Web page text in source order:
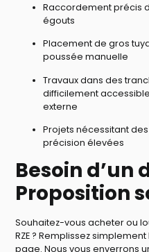
Raccordement précis
égouts
Placement de gros
poussée manuelle
Travaux dans des
difficilement
externe
Projets nécessitant
précision élevées
Besoin d’un
Proposition
Souhaitez-vous acheter ou
RZE ? Remplissez
page. Nous vous enverrons